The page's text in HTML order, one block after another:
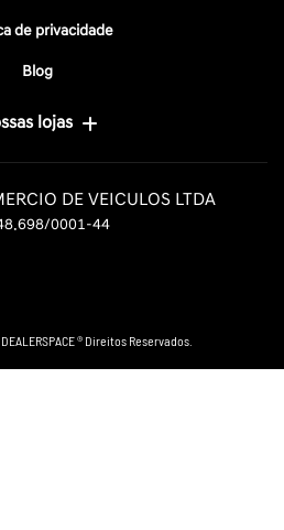
de privacidade
Blog
lojas
DE VEICULOS LTDA
0001-44
® Direitos Reservados.